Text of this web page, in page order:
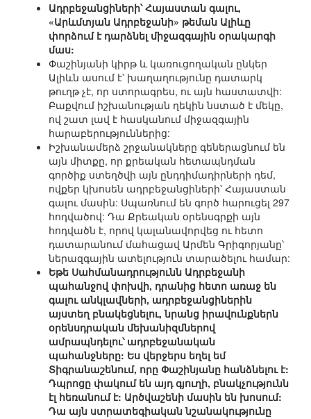
Ադրբեջանցիների՝ Հայաստան գալու,
«Արևմտյան Ադրբեջանի» թեման Ալիևը
փորձում է դարձնել միջազգային օրակարգի
մաս:
Փաշինյանի կիրթ և կառուցողական ընկեր
Ալիևն ասում է՝ խաղաղությունը դատարկ
թուղթ չէ, որ ստորագրես, ու այն հաստատվի:
Բաքվում իշխանության ղեկին նստած է մեկը,
ով շատ լավ է հասկանում միջազգային
հարաբերություններից:
Իշխանամերձ շրջանակները գեներացնում են
այն միտքը, որ քրեական հետապնդման
գործիք ստեղծվի այն ընդդիմադիրների դեմ,
ովքեր կխոսեն ադրբեջանցիների՝ Հայաստան
գալու մասին: Սպառնում են գործ հարուցել 297
հոդվածով: Դա Քրեական օրենսգրքի այն
հոդվածն է, որով կալանավորվեց ու հետո
դատարանում մահացավ Արմեն Գրիգորյանը՝
ներազգային ատելություն տարածելու համար:
Եթե Սահմանադրությունն Ադրբեջանի
պահանջով փոխվի, դրանից հետո առաջ են
գալու անկլավների, ադրբեջանցիներին
այստեղ բնակեցնելու, նրանց իրավունքներն
օրենսդրական մեխանիզմներով
ամրապնդելու՝ ադրբեջանական
պահանջները: Ես վերջերս եղել եմ
Տիգրանաշենում, որը Փաշինյանը հանձնելու է:
Դպրոցը փակում են այդ գյուղի, բնակչությունն
էլ հեռանում է: Արծվաշենի մասին են խոսում:
Դա այն ստրատեգիական նշանակությունը